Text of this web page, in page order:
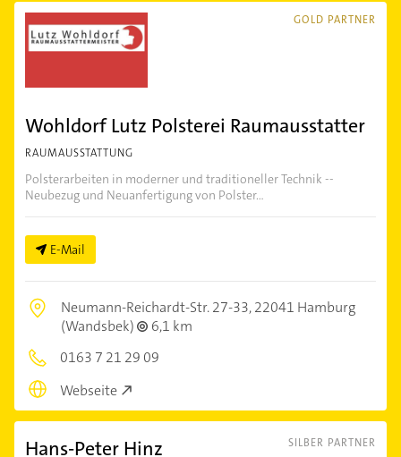
GOLD PARTNER
Wohldorf Lutz Polsterei Raumausstatter
RAUMAUSSTATTUNG
Polsterarbeiten in moderner und traditioneller Technik --
Neubezug und Neuanfertigung von Polster...
E-Mail
Neumann-Reichardt-Str. 27-33,22041 Hamburg
(Wandsbek)
6,1 km
0163 7 21 29 09
Webseite
SILBER PARTNER
Hans-Peter Hinz